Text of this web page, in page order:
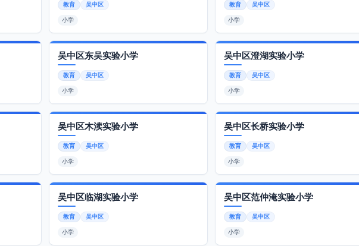
教育 吴中区
小学
教育 吴中区
小学
吴中区东吴实验小学
教育 吴中区
小学
吴中区澄湖实验小学
教育 吴中区
小学
吴中区木渎实验小学
教育 吴中区
小学
吴中区长桥实验小学
教育 吴中区
小学
吴中区临湖实验小学
教育 吴中区
小学
吴中区范仲淹实验小学
教育 吴中区
小学